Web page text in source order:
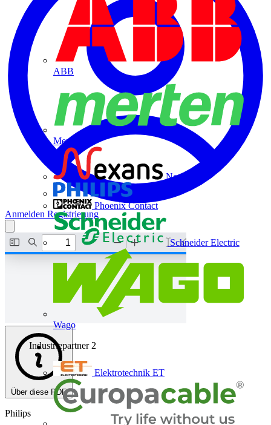
ABB
Merten
Nexans
Phoenix Contact
Schneider Electric
Wago
Industriepartner 2
Elektrotechnik ET
Anmelden Registrierung
Über diese PDF
Philips